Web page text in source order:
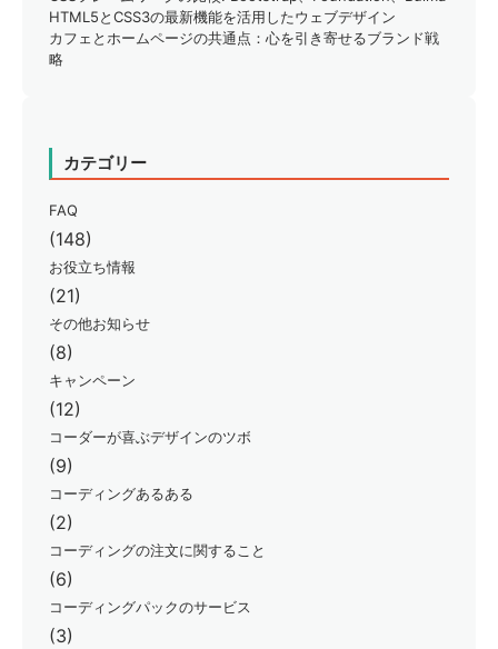
HTML5とCSS3の最新機能を活用したウェブデザイン
カフェとホームページの共通点：心を引き寄せるブランド戦
略
カテゴリー
FAQ
(148)
お役立ち情報
(21)
その他お知らせ
(8)
キャンペーン
(12)
コーダーが喜ぶデザインのツボ
(9)
コーディングあるある
(2)
コーディングの注文に関すること
(6)
コーディングパックのサービス
(3)